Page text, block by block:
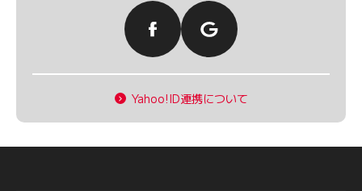
Yahoo!ID連携について